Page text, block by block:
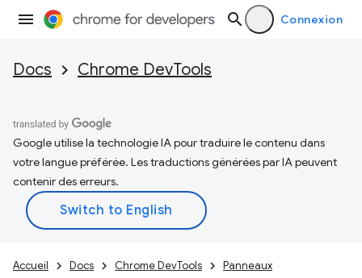
Connexion
Docs Chrome DevTools
Google utilise la technologie IA pour traduire le contenu dans
votre langue préférée. Les traductions générées par IA peuvent
contenir des erreurs.
Accueil Docs Chrome DevTools Panneaux